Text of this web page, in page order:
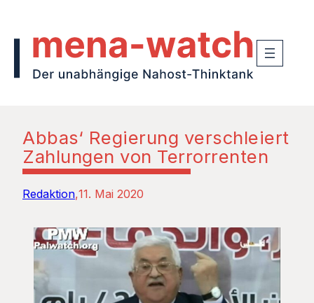
Abbas‘ Regierung verschleiert
Zahlungen von Terrorrenten
Redaktion 11. Mai 2020